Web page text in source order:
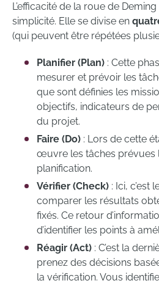
L’efficacité de la roue de
simplicité. Elle se divise en
(qui peuvent être répétées
Planifier (Plan) : Cette
mesurer et prévoir les
que sont définies les
objectifs, indicateurs de
du projet.
Faire (Do) : Lors de cette
œuvre les tâches prévues
planification.
Vérifier (Check) : Ici, c’est
comparer les résultats
fixés. Ce retour
d’identifier les points à
Réagir (Act) : C’est la
prenez des décisions
la vérification. Vous